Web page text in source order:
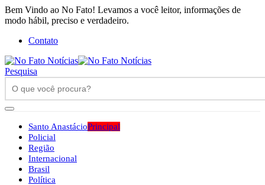
Bem Vindo ao No Fato! Levamos a você leitor, informações de
modo hábil, preciso e verdadeiro.
Contato
Pesquisa
Santo AnastácioPrincipal
Policial
Região
Internacional
Brasil
Política